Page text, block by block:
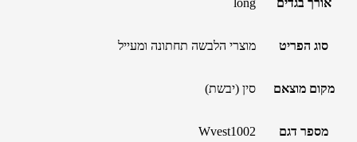
סוג הפריט מוצרי הלבשה תחתונה ומעייל
מקום מוצאם סין (יבשת)
מספר דגם Wvest1002